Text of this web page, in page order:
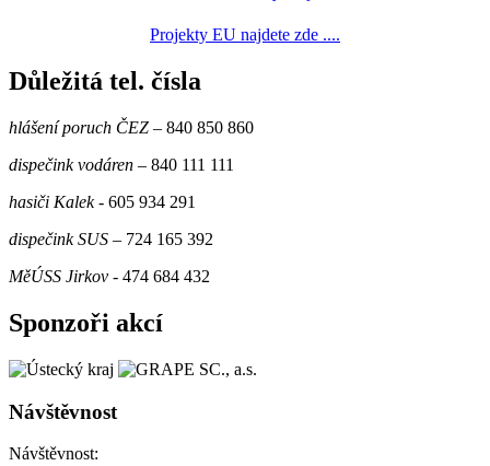
Projekty EU najdete zde ....
Důležitá tel. čísla
hlášení poruch ČEZ – 840 850 860
dispečink vodáren – 840 111 111
hasiči Kalek- 605 934 291
dispečink SUS – 724 165 392
MěÚSS Jirkov - 474 684 432
Sponzoři akcí
Návštěvnost
Návštěvnost: